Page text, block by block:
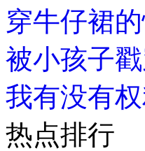
穿牛仔裙
被小孩子
我有没有
热点排行